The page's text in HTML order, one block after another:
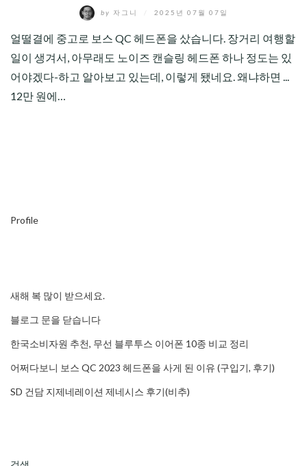
by 자그니 2025년 07월 07일
얼떨결에 중고로 보스 QC 헤드폰을 샀습니다. 장거리 여행할
일이 생겨서, 아무래도 노이즈 캔슬링 헤드폰 하나 정도는 있
어야겠다-하고 알아보고 있는데, 이렇게 됐네요. 왜냐하면 ...
12만 원에…
Profile
새해 복 많이 받으세요.
블로그 문을 닫습니다
한국소비자원 추천, 무선 블루투스 이어폰 10종 비교 정리
어쩌다보니 보스 QC 2023 헤드폰을 사게 된 이유 (구입기, 후기)
SD 건담 지제네레이션 제네시스 후기(비추)